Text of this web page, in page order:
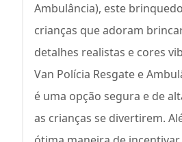
Ambulância), este
crianças que adoram
detalhes realistas e cores
Van Polícia Resgate e
é uma opção segura e de
as crianças se divertirem.